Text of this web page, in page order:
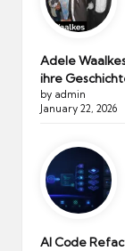
Adele
ihre
by admin
January 22, 2026
AI Code